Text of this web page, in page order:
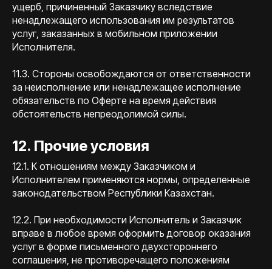
ущерб, причиненный Заказчику вследствие
ненадлежащего использования им результатов
услуг, заказанных в мобильном приложении
Исполнителя.
11.3. Стороны освобождаются от ответственности
за неисполнение или ненадлежащее исполнение
обязательств по Оферте на время действия
обстоятельств непреодолимой силы.
12. Прочие условия
12.1. К отношениям между Заказчиком и
Исполнителем применяются нормы, определенные
законодательством Республики Казахстан.
12.2. При необходимости Исполнитель и Заказчик
вправе в любое время оформить договор оказания
услуг в форме письменного двухстороннего
соглашения, не противоречащего положениям